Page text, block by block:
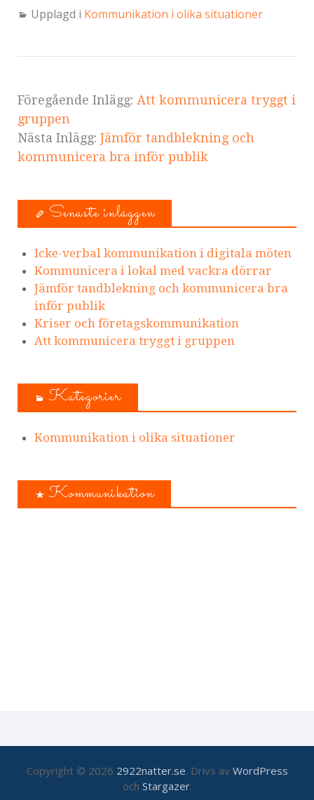
Upplagd i Kommunikation i olika situationer
Föregående Inlägg: Att kommunicera tryggt i
gruppen
Nästa Inlägg: Jämför tandblekning och
kommunicera bra inför publik
Senaste inläggen
Icke-verbal kommunikation i digitala möten
Kommunicera i lokal med vackra dörrar
Jämför tandblekning och kommunicera bra
inför publik
Kriser och företagskommunikation
Att kommunicera tryggt i gruppen
Kategorier
Kommunikation i olika situationer
Kommunikation
Copyright © 2026 2922natter.se. Drivs av WordPress
och Stargazer.